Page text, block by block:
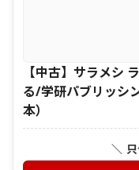
【中古】サラメシ
る/学研パブリッシ
本）
＼